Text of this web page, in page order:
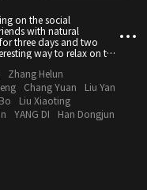
on the social
with natural
three days and two
way to relax on the
Zhang Helun
Chang Yuan
Liu Yan
Liu Xiaoting
YANG DI
Han Dongjun